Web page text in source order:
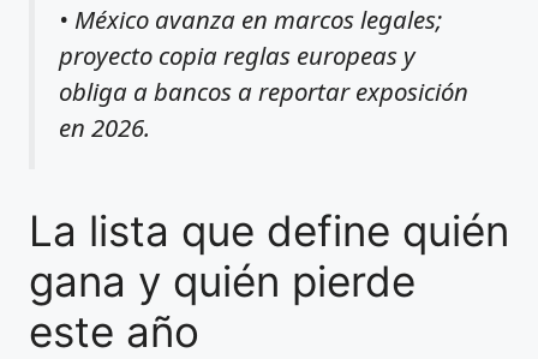
• México avanza en marcos legales;
proyecto copia reglas europeas y
obliga a bancos a reportar exposición
en 2026.
La lista que define quién
gana y quién pierde
este año